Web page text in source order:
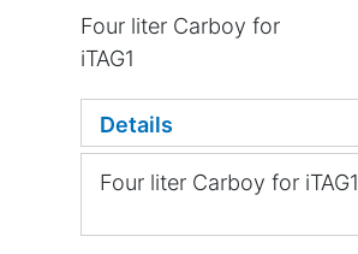
Four liter Carboy for
iTAG1
Details
Four liter Carboy for iTAG1